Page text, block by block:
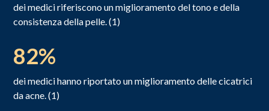
dei medici riferiscono un miglioramento del tono e della
consistenza della pelle. (1)
82%
dei medici hanno riportato un miglioramento delle cicatrici
da acne. (1)